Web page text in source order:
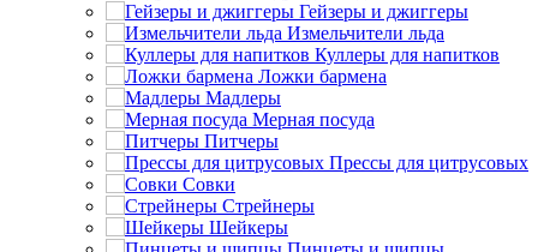
Гейзеры и джиггеры
Измельчители льда
Куллеры для напитков
Ложки бармена
Мадлеры
Мерная посуда
Питчеры
Прессы для цитрусовых
Совки
Стрейнеры
Шейкеры